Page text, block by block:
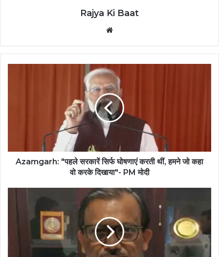
Rajya Ki Baat
Azamgarh: "पहले सरकारें सिर्फ घोषणाएं करती थीं, हमने जो कहा
वो करके दिखाया"- PM मोदी